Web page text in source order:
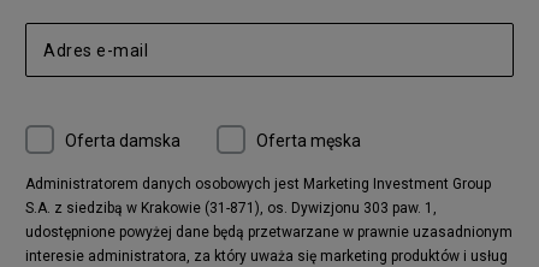
Oferta damska Oferta męska
Administratorem danych osobowych jest Marketing Investment Group
S.A. z siedzibą w Krakowie (31-871), os. Dywizjonu 303 paw. 1,
udostępnione powyżej dane będą przetwarzane w prawnie uzasadnionym
interesie administratora, za który uważa się marketing produktów i usług